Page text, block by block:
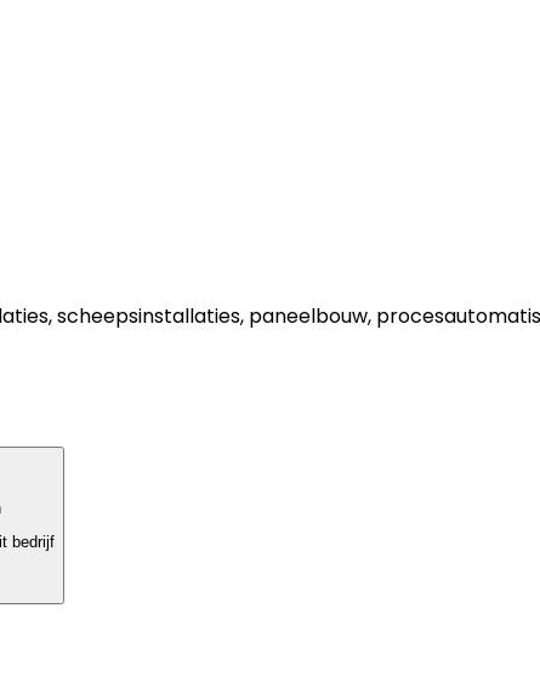
scheepsinstallaties, paneelbouw,
bedrijf